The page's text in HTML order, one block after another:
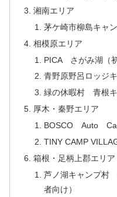
湘南エリア
茅ケ崎市柳島キャ
相模原エリア
PICA さがみ湖（初
青野原野呂ロッジ
緑の休暇村 青根キ
厚木・秦野エリア
BOSCO Auto
TINY CAMP
箱根・足柄上郡エリア
芦ノ湖キャンプ村
者向け）